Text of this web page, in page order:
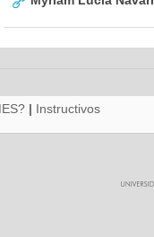
| Instructivos